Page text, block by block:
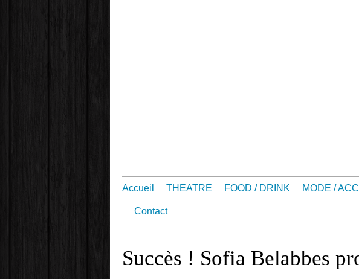
Accueil THEATRE FOOD / DRINK MODE /
Contact
Succès ! Sofia Belabbes